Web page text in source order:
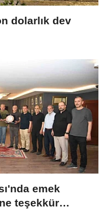
dolarlık dev
emek
teşekkür